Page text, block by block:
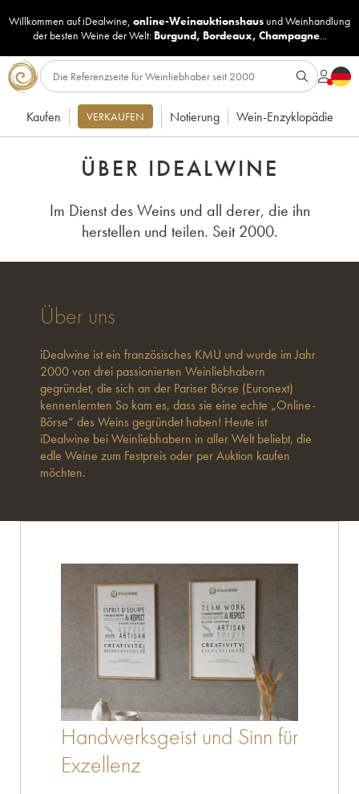
Willkommen auf iDealwine, online-Weinauktionshaus undWeinhandlung
der besten Weine der Welt: Burgund, Bordeaux, Champagne...
Kaufen VERKAUFEN Notierung Wein-Enzyklopädie
ÜBER IDEALWINE
Im Dienst des Weins und all derer, die ihn
herstellen und teilen. Seit 2000.
Über uns
iDealwine ist ein französisches KMU und wurde im Jahr
2000 von drei passionierten Weinliebhabern
gegründet, die sich an der Pariser Börse (Euronext)
kennenlernten So kam es, dass sie eine echte „Online-
Börse“ des Weins gegründet haben! Heute ist
iDealwine bei Weinliebhabern in aller Welt beliebt, die
edle Weine zum Festpreis oder per Auktion kaufen
möchten.
Handwerksgeist und Sinn für
Exzellenz